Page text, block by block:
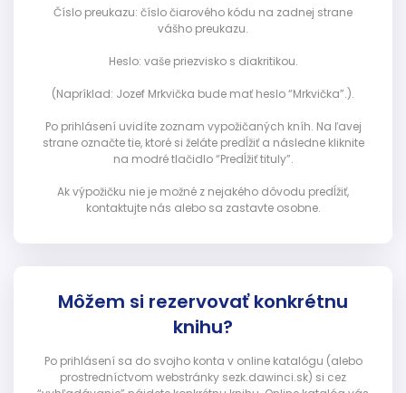
Číslo preukazu: číslo čiarového kódu na zadnej strane
vášho preukazu.
Heslo: vaše priezvisko s diakritikou.
(Napríklad: Jozef Mrkvička bude mať heslo “Mrkvička”.).
Po prihlásení uvidíte zoznam vypožičaných kníh. Na ľavej
strane označte tie, ktoré si želáte predĺžiť a následne kliknite
na modré tlačidlo “Predĺžiť tituly”.
Ak výpožičku nie je možné z nejakého dôvodu predĺžiť,
kontaktujte nás alebo sa zastavte osobne.
Môžem si rezervovať konkrétnu
knihu?
Po prihlásení sa do svojho konta v online katalógu (alebo
prostredníctvom webstránky sezk.dawinci.sk) si cez